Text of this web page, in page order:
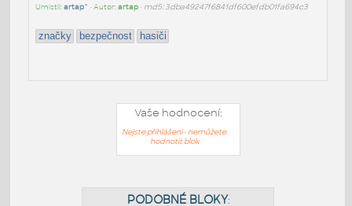
Umístil:artap^ • Autor:artap• md5: 3dba49247f6841df600efdb01fa694c3
značky bezpečnost hasiči
Vaše hodnocení:
Nejste přihlášeni - nemůžete
hodnotit blok